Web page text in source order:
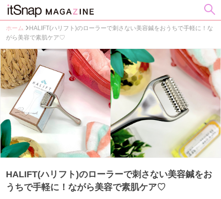
ホーム
HALIFT(ハリフト)のローラーで刺さない美容鍼をおうちで手軽に！な
がら美容で素肌ケア♡
HALIFT(ハリフト)のローラーで刺さない美容鍼をお
うちで手軽に！ながら美容で素肌ケア♡